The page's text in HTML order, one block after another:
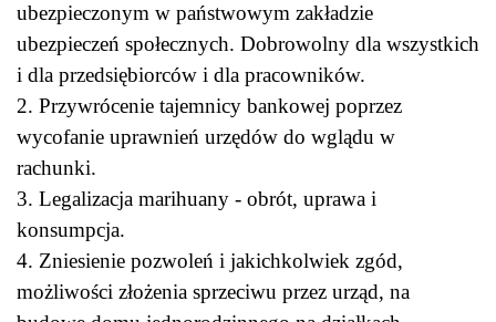
ubezpieczonym w państwowym zakładzie
ubezpieczeń społecznych. Dobrowolny dla wszystkich
i dla przedsiębiorców i dla pracowników.
2. Przywrócenie tajemnicy bankowej poprzez
wycofanie uprawnień urzędów do wglądu w
rachunki.
3. Legalizacja marihuany - obrót, uprawa i
konsumpcja.
4. Zniesienie pozwoleń i jakichkolwiek zgód,
możliwości złożenia sprzeciwu przez urząd, na